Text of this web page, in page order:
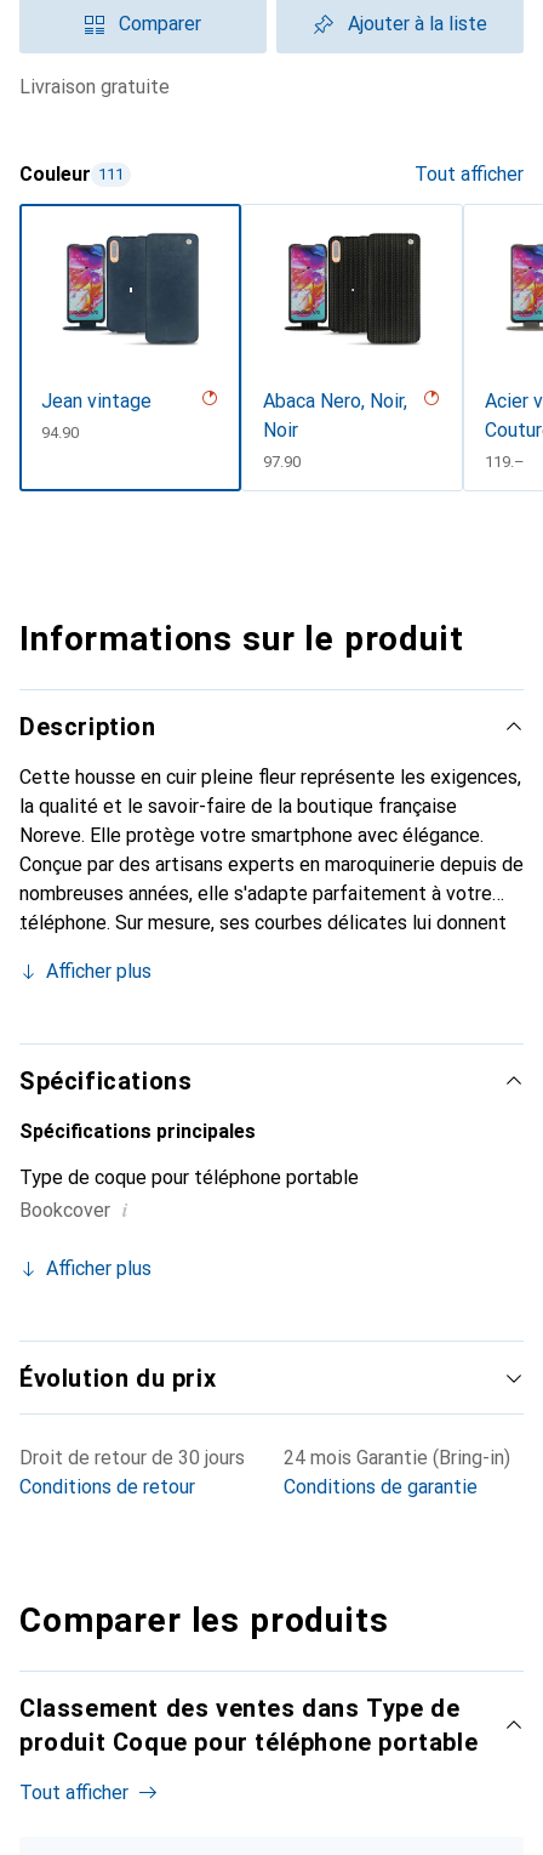
Comparer Ajouter à la liste
livraison gratuite
Couleur 111 Tout afficher
Jean vintage
CHF
94.90
Abaca Nero, Noir,
Noir
CHF
97.90
Acier
CHF
119.–
Informations sur le produit
Description
Cette housse en cuir pleine fleur représente les exigences,
la qualité et le savoir-faire de la boutique française
Noreve. Elle protège votre smartphone avec élégance.
Conçue par des artisans experts en maroquinerie depuis de
nombreuses années, elle s'adapte parfaitement à votre
téléphone. Sur mesure, ses courbes délicates lui donnent
et indispensable pour votre smartphone. Reconnaître à
marque Noreve est un choix sûr pour une clientèle
exigeante.
Afficher plus
Spécifications
Spécifications principales
Type de coque pour téléphone portable
Bookcover i
Afficher plus
Évolution du prix
Droit de retour de 30 jours
Conditions de retour
24 mois Garantie (Bring-in)
Conditions de garantie
Comparer les produits
Classement des ventes dans Type de
produit Coque pour téléphone portable
Tout afficher